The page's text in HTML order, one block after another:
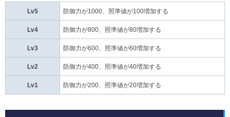
Lv5 防御力が1000、照準値が100増加する
Lv4 防御力が800、照準値が80増加する
Lv3 防御力が600、照準値が60増加する
Lv2 防御力が400、照準値が40増加する
Lv1 防御力が200、照準値が20増加する